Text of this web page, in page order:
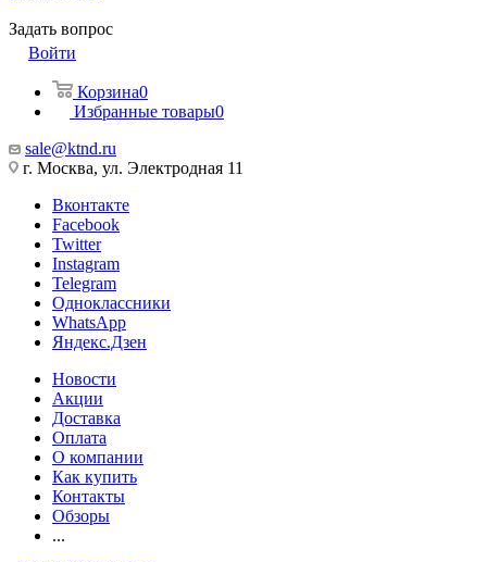
Задать вопрос
Войти
Корзина0
Избранные товары0
sale@ktnd.ru
г. Москва, ул. Электродная 11
Вконтакте
Facebook
Twitter
Instagram
Telegram
Одноклассники
WhatsApp
Яндекс.Дзен
Новости
Акции
Доставка
Оплата
О компании
Как купить
Контакты
Обзоры
...